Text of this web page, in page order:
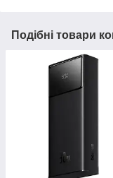
Подібні товари